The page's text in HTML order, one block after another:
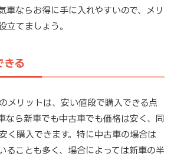
車ならお得に手に入れやすいので、メリ
立てましょう。
きる
メリットは、安い値段で購入できる点
なら新車でも中古車でも価格は安く、同
く購入できます。特に中古車の場合は
ることも多く、場合によっては新車の半